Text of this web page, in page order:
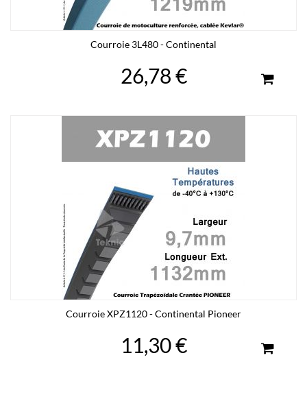
Courroie 3L480 - Continental
26,78 €
Courroie XPZ1120 - Continental Pioneer
11,30 €